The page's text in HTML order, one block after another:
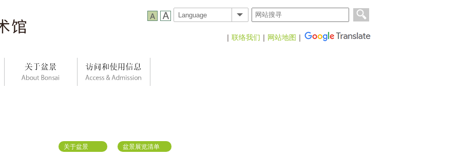
｜ 联络我们 ｜ 网站地图 ｜
关于盆景 盆景展览清单